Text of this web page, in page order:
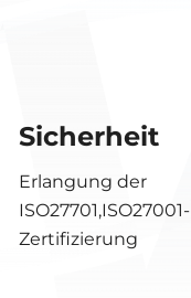
Sicherheit
Erlangung der
ISO27701,ISO27001-
Zertifizierung